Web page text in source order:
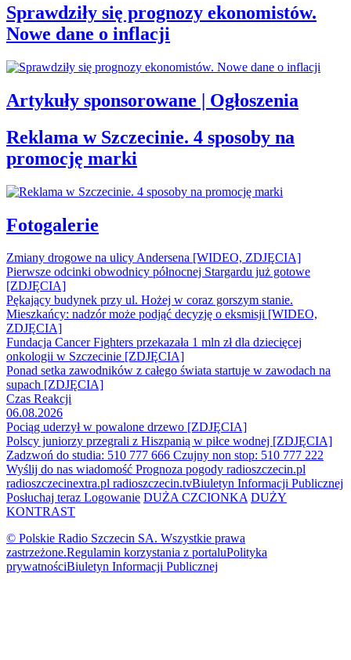
Sprawdziły się prognozy ekonomistów.
Nowe dane o inflacji
Artykuły sponsorowane | Ogłoszenia
Reklama w Szczecinie. 4 sposoby na
promocję marki
Fotogalerie
Zmiany drogowe na ulicy Andersena [WIDEO, ZDJĘCIA]
Pierwsze odcinki obwodnicy północnej Stargardu już gotowe
[ZDJĘCIA]
Pękający budynek przy ul. Hożej w coraz gorszym stanie.
Mieszkańcy: nadzór może podjąć decyzję o eksmisji [WIDEO,
ZDJĘCIA]
Fundacja Cancer Fighters przekazała 1 mln zł dla dziecięcej
onkologii w Szczecinie [ZDJĘCIA]
Ponad setka zawodników z całego świata startuje w zawodach na
supach [ZDJĘCIA]
Czas Reakcji
06.08.2026
Pociąg uderzył w powalone drzewo [ZDJĘCIA]
Polscy juniorzy przegrali z Hiszpanią w piłce wodnej [ZDJĘCIA]
Zadzwoń do studia: 510 777 666 Czujny non stop: 510 777 222
Wyślij do nas wiadomość Prognoza pogody radioszczecin.pl
radioszczecinextra.pl radioszczecin.tvBiuletyn Informacji Publicznej
Posłuchaj teraz Logowanie DUŻA CZCIONKA DUŻY
KONTRAST
© Polskie Radio Szczecin SA. Wszystkie prawa
zastrzeżone.Regulamin korzystania z portaluPolityka
prywatnościBiuletyn Informacji Publicznej